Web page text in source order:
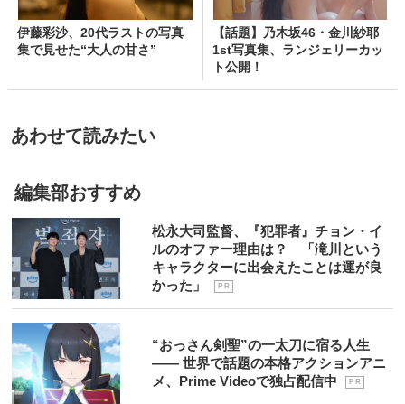
伊藤彩沙、20代ラストの写真
集で見せた“大人の甘さ”
【話題】乃木坂46・金川紗耶
1st写真集、ランジェリーカッ
ト公開！
あわせて読みたい
編集部おすすめ
松永大司監督、『犯罪者』チョン・イ
ルのオファー理由は？ 「滝川という
キャラクターに出会えたことは運が良
かった」
P R
“おっさん剣聖”の一太刀に宿る人生
―― 世界で話題の本格アクションアニ
メ、Prime Videoで独占配信中
P R